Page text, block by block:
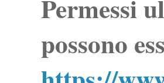
Permessi
possono